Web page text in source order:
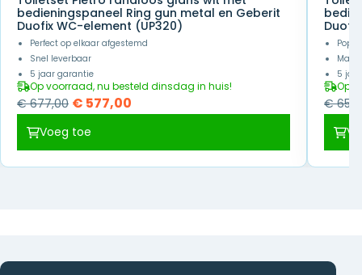
bedieningspaneel Ring gun metal en Geberit
Duofix WC-element (UP320)
Perfect op elkaar afgestemd
Snel leverbaar
5 jaar garantie
Op voorraad, nu besteld dinsdag in huis!
€677,00 Oorspronkelijke
€ 677,00.
€ 577,00
€ 577,00.
Voeg toe
5
Op
€